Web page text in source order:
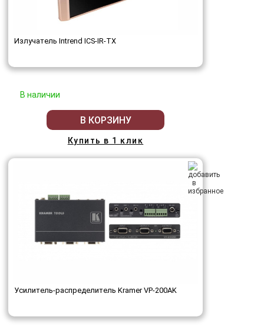
Излучатель Intrend ICS-IR-TX
В наличии
В КОРЗИНУ
Купить в 1 клик
Усилитель-распределитель Kramer VP-200AK